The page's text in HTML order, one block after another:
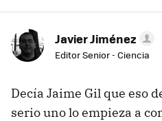
Javier Jiménez
Editor Senior - Ciencia
Decía Jaime Gil que eso
serio uno lo empieza a